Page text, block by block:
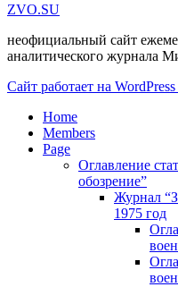
ZVO.SU
неофициальный сайт
аналитического журнала
Сайт работает на WordPress
Home
Members
Page
Оглавление
обозрение”
Журнал
1975 год